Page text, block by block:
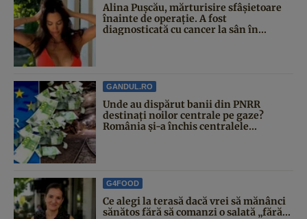
Alina Pușcău, mărturisire sfâșietoare
înainte de operație. A fost
diagnosticată cu cancer la sân în...
GANDUL.RO
Unde au dispărut banii din PNRR
destinați noilor centrale pe gaze?
România și-a închis centralele...
G4FOOD
Ce alegi la terasă dacă vrei să mănânci
sănătos fără să comanzi o salată „fără...